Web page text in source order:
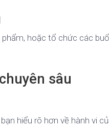
hoặc tổ chức các
sâu
hiểu rõ hơn về hành vi